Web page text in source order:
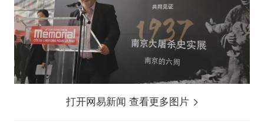
打开网易新闻 查看更多图片